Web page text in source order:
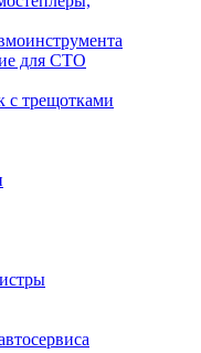
для СТО
c трещотками